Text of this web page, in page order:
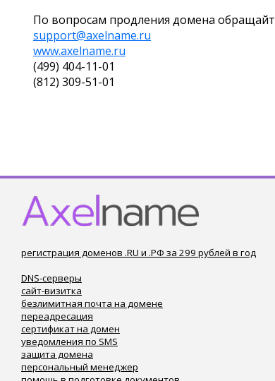
По вопросам продления домена
support@axelname.ru
www.axelname.ru
(499) 404-11-01
(812) 309-51-01
регистрация доменов .RU и .РФ за 299 рублей в год
DNS-серверы
сайт-визитка
безлимитная почта на домене
переадресация
сертификат на домен
уведомления по SMS
защита домена
персональный менеджер